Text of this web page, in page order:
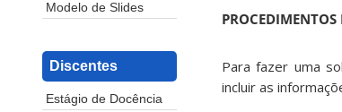
Modelo de Slides
Discentes
Estágio de Docência
Para fazer uma
incluir as